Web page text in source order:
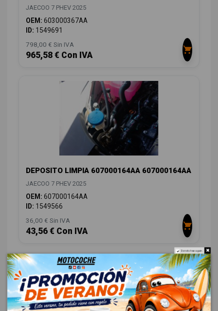
JAECOO 7 PHEV 2025
OEM: 603000367AA
ID: 1549691
798,00 € Sin IVA
965,58 € Con IVA
DEPOSITO LIMPIA 607000164AA 607000164AA
JAECOO 7 PHEV 2025
OEM: 607000164AA
ID: 1549566
36,00 € Sin IVA
43,56 € Con IVA
CARROCERÍA LATERALES 16
Do not show again.